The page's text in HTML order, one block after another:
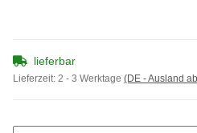
lieferbar
Lieferzeit: 2 - 3 Werktage (DE - Ausland